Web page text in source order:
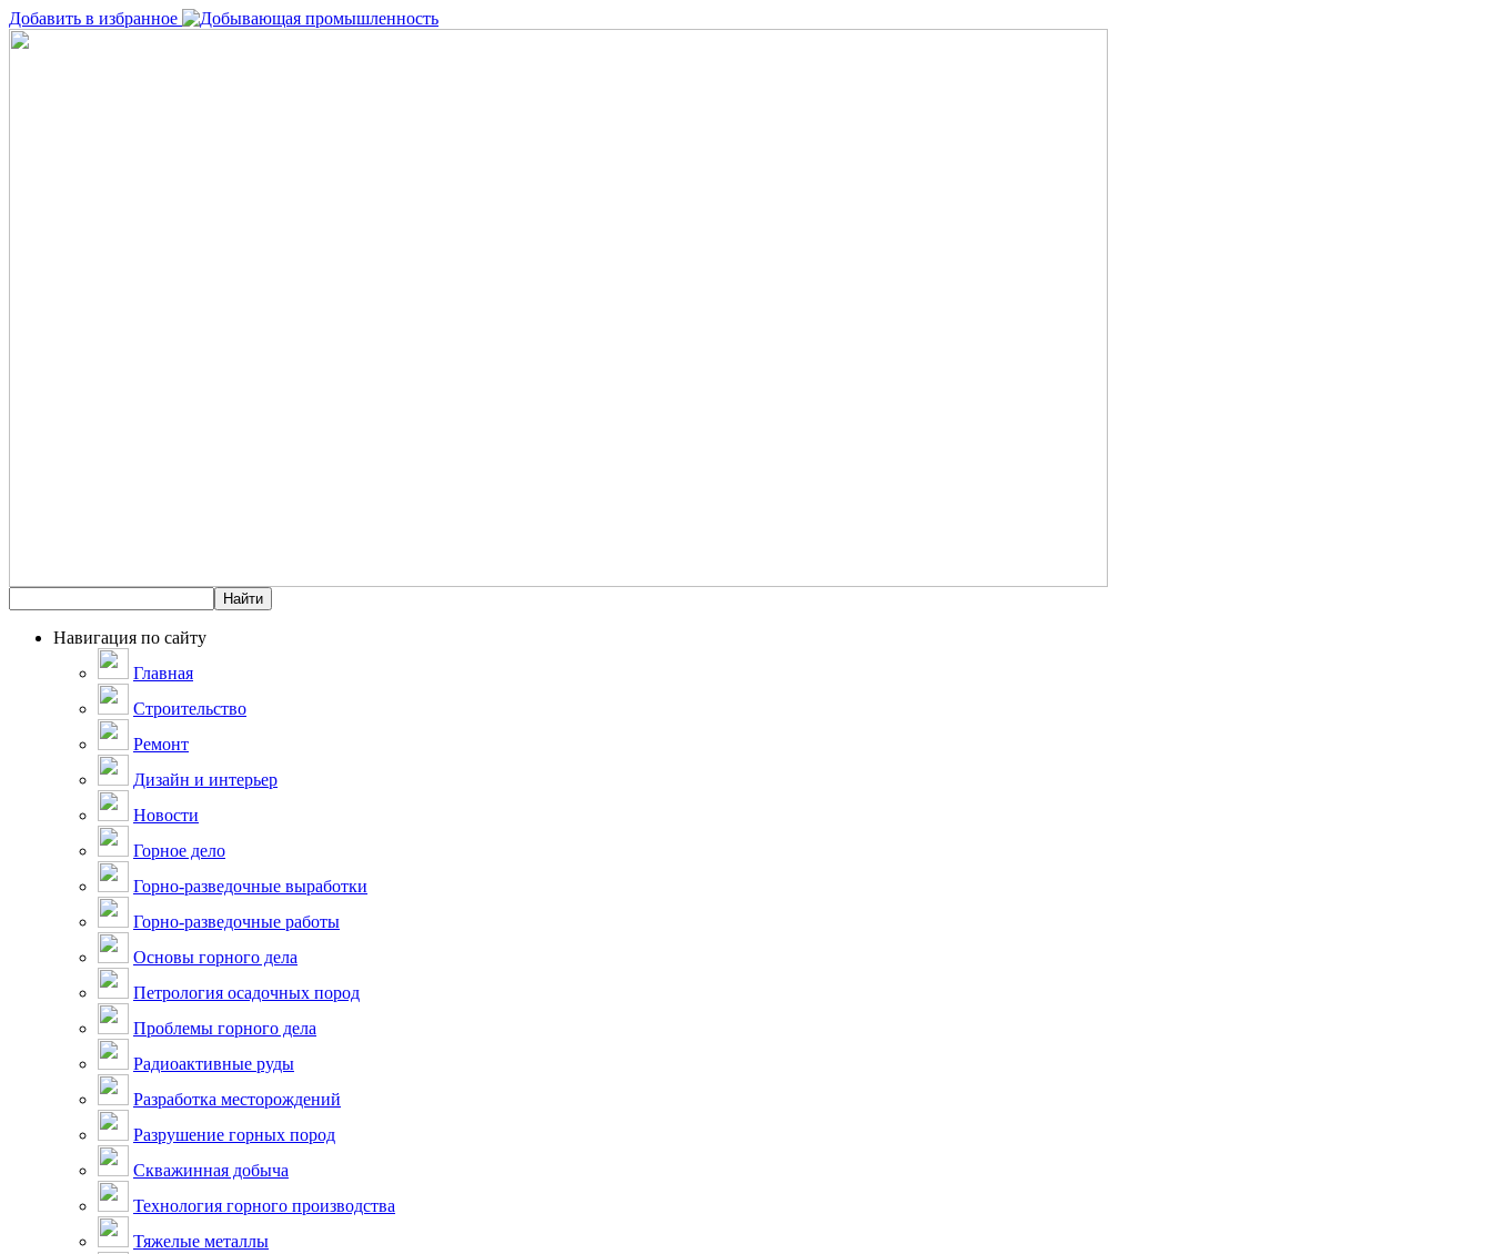
Добавить в избранное
Навигация по сайту
Главная
Строительство
Ремонт
Дизайн и интерьер
Новости
Горное дело
Горно-разведочные выработки
Горно-разведочные работы
Основы горного дела
Петрология осадочных пород
Проблемы горного дела
Радиоактивные руды
Разработка месторождений
Разрушение горных пород
Скважинная добыча
Технология горного производства
Тяжелые металлы